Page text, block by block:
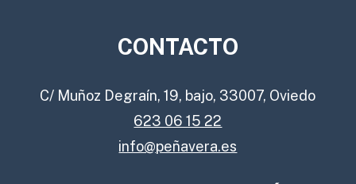
CONTACTO
C/ Muñoz Degraín, 19, bajo, 33007, Oviedo
623 06 15 22
info@peñavera.es